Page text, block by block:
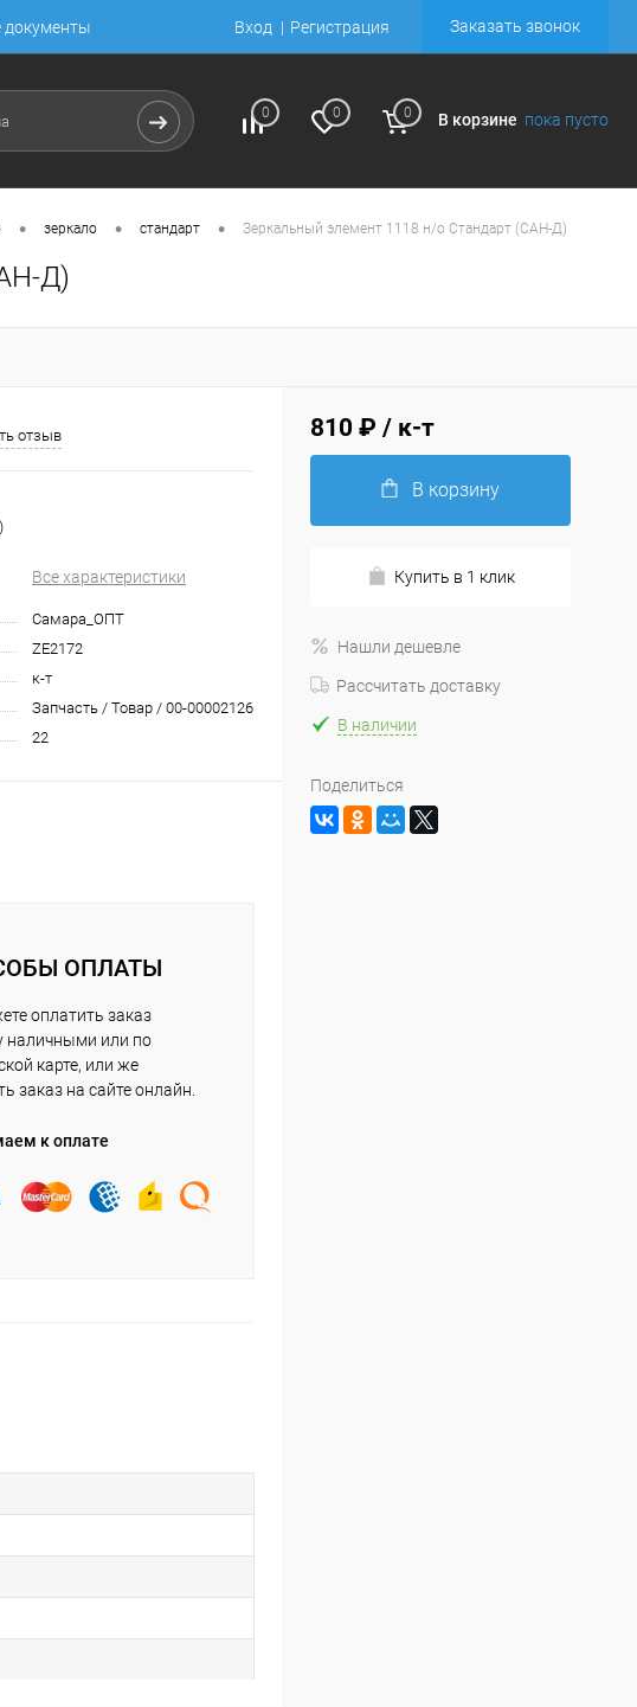
Вход Регистрация Заказать звонок
0 0 0 В корзине пока пусто
• зеркало • стандарт • Зеркальный элемент 1118 н/о Стандарт (САН-Д)
Д)
отзыв
Все характеристики
Самара_ОПТ
ZE2172
к-т
Запчасть / Товар / 00-00002126
22
ОПЛАТЫ
оплатить заказ
наличными или по
карте, или же
заказ на сайте онлайн.
к оплате
810 ₽ / к-т
В корзину
Купить в 1 клик
Нашли дешевле
Рассчитать доставку
В наличии
Поделиться